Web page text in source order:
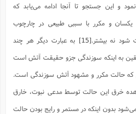
و این جستجو تا آنجا ادامه می‌یابد که
یکسان و مکرر با سببی طبیعی در چارچوب
نه بیشتر.[15]
به عبارت دیگر هر چند
به اینکه سوزندگی جزو حقیقت آتش است
که حالت مکرر و مشهود آتش سوزندگی است.
خرق این حالت توسط مدعی نبوت، خارق
بدون اینکه در مستمر و رایج بودن حالت